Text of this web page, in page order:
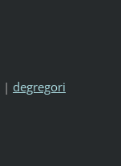
| degregori